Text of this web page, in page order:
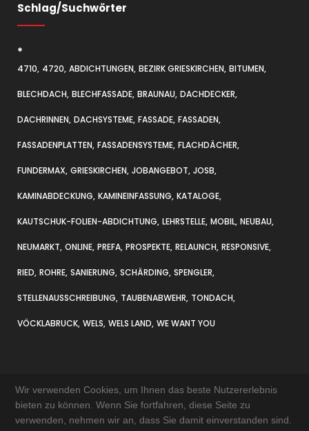
Schlag/Suchwörter
*
4710 4720 ABDICHTUNGEN BEZIRK GRIESKIRCHEN BITUMEN
BLECHDACH BLECHFASSADE BRAUNAU DACHDECKER
DACHRINNEN DACHSYSTEME FASSADE FASSADEN
FASSADENPLATTEN FASSADENSYSTEME FLACHDÄCHER
FUNDERMAX GRIESKIRCHEN JOBANGEBOT JOSB
KAMINABDECKUNG KAMINEINFASSUNG KATALOGE
KAUTSCHUK-FOLIEN-ABDICHTUNG LEHRSTELLE MOBIL NEUBAU
NEUMARKT ONLINE PREFA PROSPEKTE RELAUNCH RESPONSIVE
RIED ROHRE SANIERUNG SCHÄRDING SPENGLER
STELLENAUSSCHREIBUNG TAUBENABWEHR TONDACH
VÖCKLABRUCK WELS WELS LAND WE WANT YOU
Wir verwenden Cookies, um Ihnen das beste Nutzererlebnis
bieten zu können. Wenn Sie fortfahren, diese Seite zu
verwenden, nehmen wir an, dass Sie damit einverstanden sind.